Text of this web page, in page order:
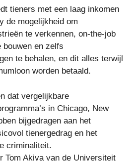
tieners met een laag inkomen
de mogelijkheid om
te verkennen, on-the-job
bouwen en zelfs
te behalen, en dit alles terwijl
worden betaald.
dat vergelijkbare
in Chicago, New
bijgedragen aan het
tienergedrag en het
criminaliteit.
Tom Akiva van de Universiteit